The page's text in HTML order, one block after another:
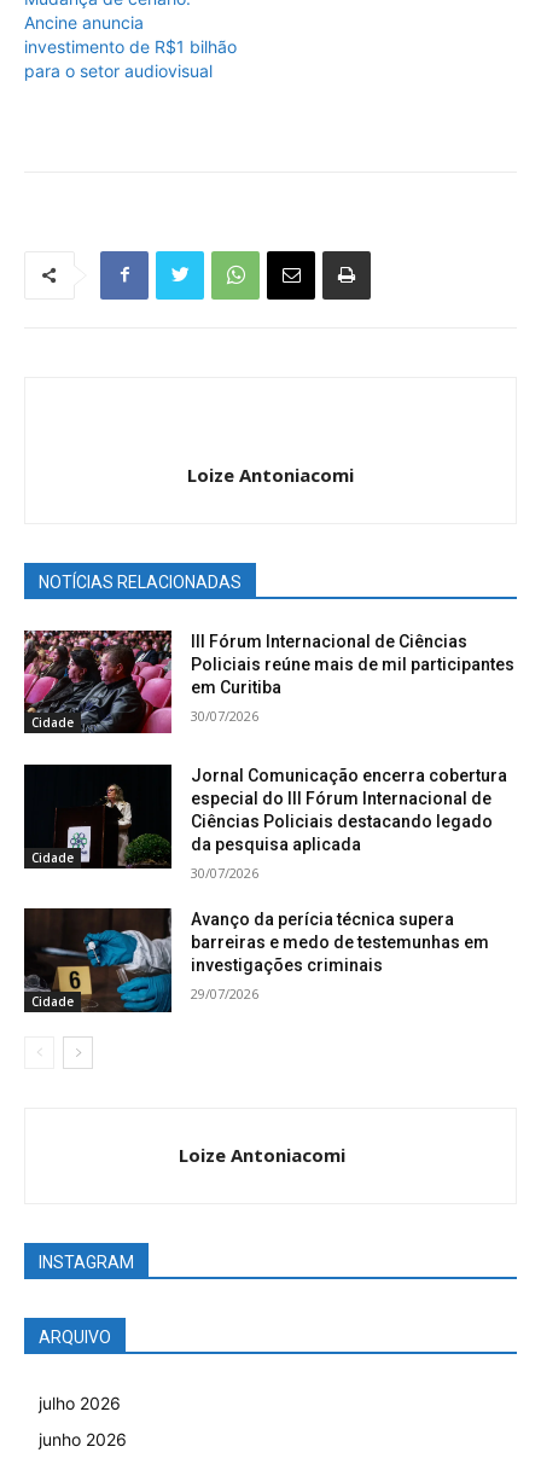
Ancine anuncia
investimento de R$1 bilhão
para o setor audiovisual
Loize Antoniacomi
NOTÍCIAS RELACIONADAS
Cidade
III Fórum Internacional de Ciências
Policiais reúne mais de mil participantes
em Curitiba
30/07/2026
Cidade
Jornal Comunicação encerra cobertura
especial do III Fórum Internacional de
Ciências Policiais destacando legado
da pesquisa aplicada
30/07/2026
Cidade
Avanço da perícia técnica supera
barreiras e medo de testemunhas em
investigações criminais
29/07/2026
Loize Antoniacomi
INSTAGRAM
ARQUIVO
julho 2026
junho 2026